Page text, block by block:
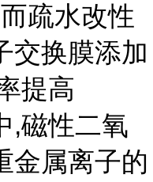
疏水改性
交换膜添加
提高
,磁性二氧
金属离子的